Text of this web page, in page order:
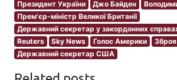
Президент України
Джо Байден
Прем'єр-міністр Великої Британії
Державний секретар у закордонних
Reuters
Sky News Голос Америки
Зброя
Державний секретар США